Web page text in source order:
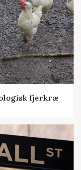
fjerkræ